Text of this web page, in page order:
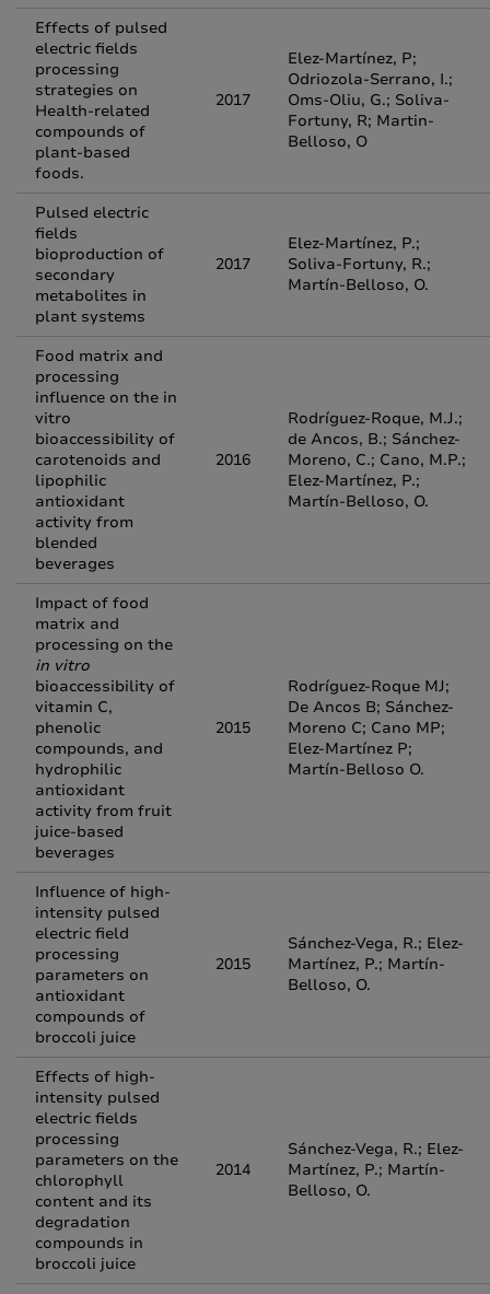
Effects of pulsed
electric fields
processing
strategies on
Health-related
compounds of
plant-based
foods.
2017
Elez-Martínez, P;
Odriozola-Serrano, I.;
Oms-Oliu, G.; Soliva-
Fortuny, R; Martin-
Belloso, O
Pulsed electric
fields
bioproduction of
secondary
metabolites in
plant systems
2017
Elez-Martínez, P.;
Soliva-Fortuny, R.;
Martín-Belloso, O.
Food matrix and
processing
influence on the in
vitro
bioaccessibility of
carotenoids and
lipophilic
antioxidant
activity from
blended
beverages
2016
Rodríguez-Roque, M.J.;
de Ancos, B.; Sánchez-
Moreno, C.; Cano, M.P.;
Elez-Martínez, P.;
Martín-Belloso, O.
Impact of food
matrix and
processing on the
in vitro
bioaccessibility of
vitamin C,
phenolic
compounds, and
hydrophilic
antioxidant
activity from fruit
juice-based
beverages
2015
Rodríguez-Roque MJ;
De Ancos B; Sánchez-
Moreno C; Cano MP;
Elez-Martínez P;
Martín-Belloso O.
Influence of high-
intensity pulsed
electric field
processing
parameters on
antioxidant
compounds of
broccoli juice
2015
Sánchez-Vega, R.; Elez-
Martínez, P.; Martín-
Belloso, O.
Effects of high-
intensity pulsed
electric fields
processing
parameters on the
chlorophyll
content and its
degradation
compounds in
broccoli juice
2014
Sánchez-Vega, R.; Elez-
Martínez, P.; Martín-
Belloso, O.